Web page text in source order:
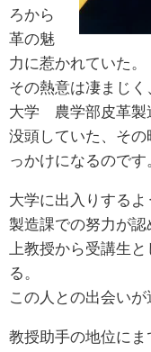
PROFILE
ご挨拶
お問い合わせ
INQUIRY
ENGLISH
中文繁體字
ろから
革の魅
力に惹かれていた。
その熱意は凄まじ
大学 農学部皮革製
没頭していた、そ
っかけになるのです
大学に出入りする
製造課での努力が
上教授から受講生
る。
この人との出会いが
教授助手の地位に